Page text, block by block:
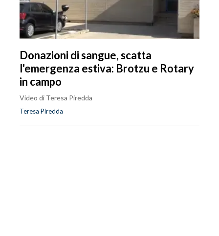
Donazioni di sangue, scatta
l'emergenza estiva: Brotzu e Rotary
in campo
Video di Teresa Piredda
Teresa Piredda